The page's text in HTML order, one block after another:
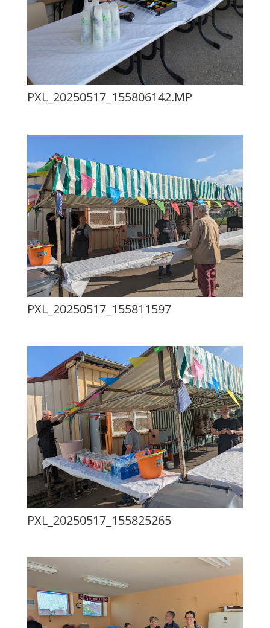
PXL_20250517_155806142.MP
PXL_20250517_155811597
PXL_20250517_155825265